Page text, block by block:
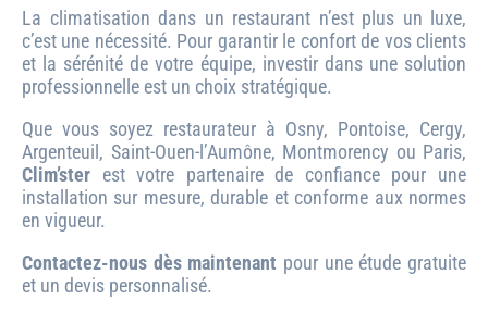
La climatisation dans un restaurant n’est plus un luxe,
c’est une nécessité. Pour garantir le confort de vos clients
et la sérénité de votre équipe, investir dans une solution
professionnelle est un choix stratégique.
Que vous soyez restaurateur à Osny, Pontoise, Cergy,
Argenteuil, Saint-Ouen-l’Aumône, Montmorency ou Paris,
Clim’ster est votre partenaire de confiance pour une
installation sur mesure, durable et conforme aux normes
en vigueur.
Contactez-nous dès maintenant pour une étude gratuite
et un devis personnalisé.